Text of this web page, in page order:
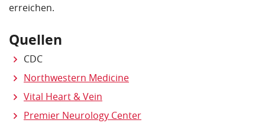
erreichen.
Quellen
CDC
Northwestern Medicine
Vital Heart & Vein
Premier Neurology Center